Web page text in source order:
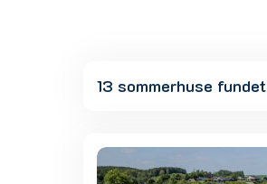
13 sommerhuse fundet